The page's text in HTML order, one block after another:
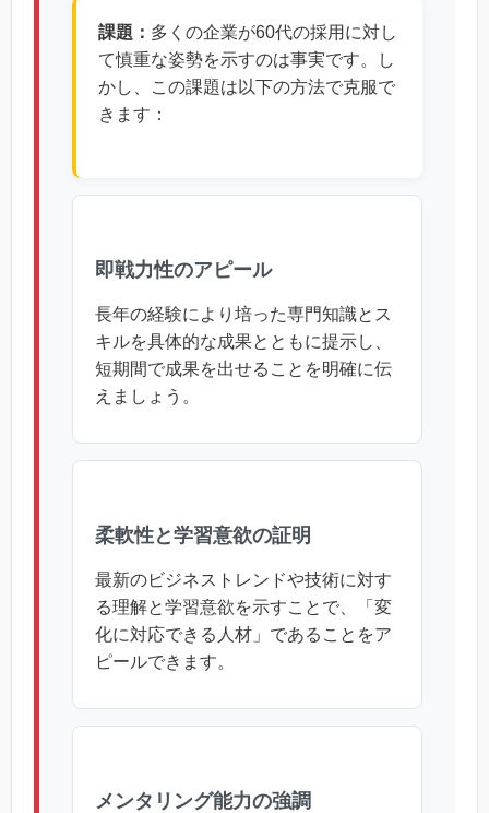
課題： 多くの企業が60代の採用に対し
て慎重な姿勢を示すのは事実です。し
かし、この課題は以下の方法で克服で
きます：
即戦力性のアピール
長年の経験により培った専門知識とス
キルを具体的な成果とともに提示し、
短期間で成果を出せることを明確に伝
えましょう。
柔軟性と学習意欲の証明
最新のビジネストレンドや技術に対す
る理解と学習意欲を示すことで、「変
化に対応できる人材」であることをア
ピールできます。
メンタリング能力の強調